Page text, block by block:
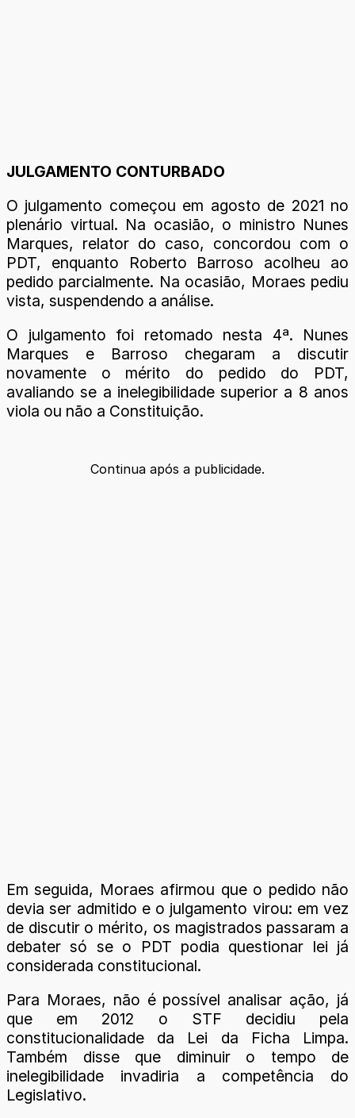
JULGAMENTO CONTURBADO
O julgamento começou em agosto de 2021 no
plenário virtual. Na ocasião, o ministro Nunes
Marques, relator do caso, concordou com o
PDT, enquanto Roberto Barroso acolheu ao
pedido parcialmente. Na ocasião, Moraes pediu
vista, suspendendo a análise.
O julgamento foi retomado nesta 4ª. Nunes
Marques e Barroso chegaram a discutir
novamente o mérito do pedido do PDT,
avaliando se a inelegibilidade superior a 8 anos
viola ou não a Constituição.
Continua após a publicidade.
Em seguida, Moraes afirmou que o pedido não
devia ser admitido e o julgamento virou: em vez
de discutir o mérito, os magistrados passaram a
debater só se o PDT podia questionar lei já
considerada constitucional.
Para Moraes, não é possível analisar ação, já
que em 2012 o STF decidiu pela
constitucionalidade da Lei da Ficha Limpa.
Também disse que diminuir o tempo de
inelegibilidade invadiria a competência do
Legislativo.